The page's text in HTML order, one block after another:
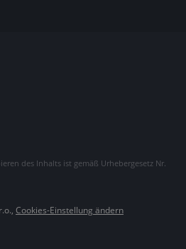
des Inhalts ist gemäß Urhebergesetz Nr.
Cookies-Einstellung ändern